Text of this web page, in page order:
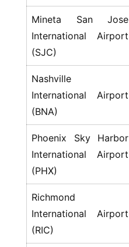
Mineta San Jose
International Airport
(SJC)
Nashville
International Airport
(BNA)
Phoenix Sky Harbor
International Airport
(PHX)
Richmond
International Airport
(RIC)